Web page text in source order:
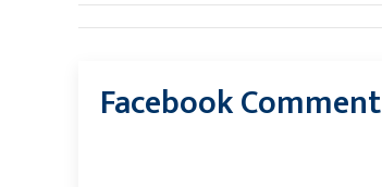
Facebook Comment